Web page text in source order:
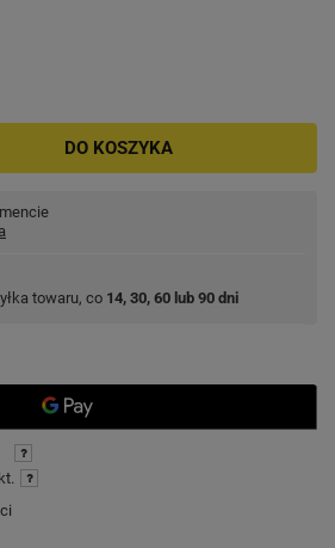
DO KOSZYKA
towaru, co 14, 30, 60 lub 90 dni